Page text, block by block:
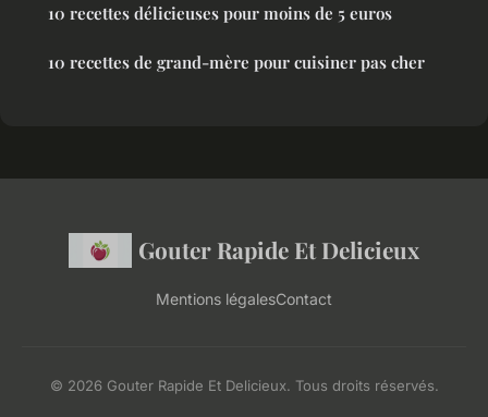
10 recettes délicieuses pour moins de 5 euros
10 recettes de grand-mère pour cuisiner pas cher
Gouter Rapide Et Delicieux
Mentions légalesContact
© 2026 Gouter Rapide Et Delicieux. Tous droits réservés.